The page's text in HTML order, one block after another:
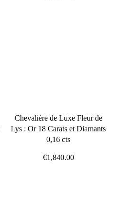
Chevalière de Luxe Fleur de
Lys : Or 18 Carats et Diamants
0,16 cts
€1,840.00